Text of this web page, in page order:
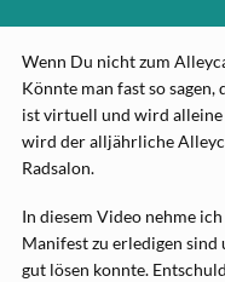
Wenn Du nicht zum
Könnte man fast so
ist virtuell und wird alleine
wird der alljährliche
Radsalon.
In diesem Video nehme
Manifest zu erledigen sind
gut lösen konnte.